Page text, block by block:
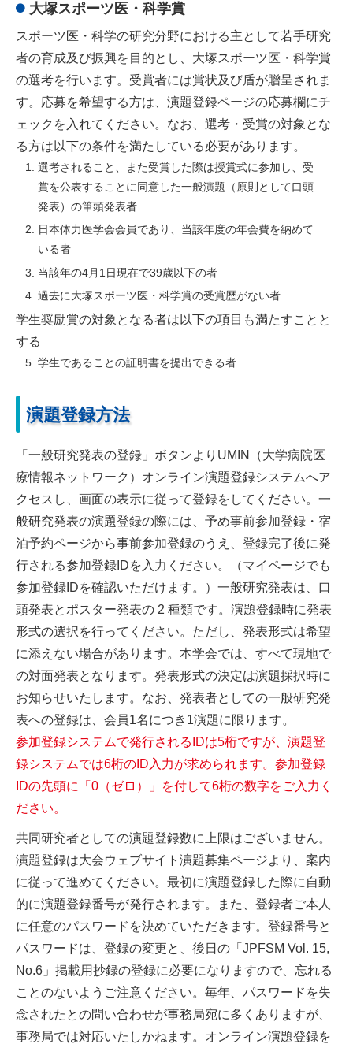
大塚スポーツ医・科学賞
スポーツ医・科学の研究分野における主として若手研究
者の育成及び振興を目的とし、大塚スポーツ医・科学賞
の選考を行います。受賞者には賞状及び盾が贈呈されま
す。応募を希望する方は、演題登録ページの応募欄にチ
ェックを入れてください。なお、選考・受賞の対象とな
る方は以下の条件を満たしている必要があります。
選考されること、また受賞した際は授賞式に参加し、受
賞を公表することに同意した一般演題（原則として口頭
発表）の筆頭発表者
日本体力医学会会員であり、当該年度の年会費を納めて
いる者
当該年の4月1日現在で39歳以下の者
過去に大塚スポーツ医・科学賞の受賞歴がない者
学生奨励賞の対象となる者は以下の項目も満たすことと
する
学生であることの証明書を提出できる者
演題登録方法
「一般研究発表の登録」ボタンよりUMIN（大学病院医
療情報ネットワーク）オンライン演題登録システムへア
クセスし、画面の表示に従って登録をしてください。一
般研究発表の演題登録の際には、予め事前参加登録・宿
泊予約ページから事前参加登録のうえ、登録完了後に発
行される参加登録IDを入力ください。（マイページでも
参加登録IDを確認いただけます。）一般研究発表は、口
頭発表とポスター発表の 2 種類です。演題登録時に発表
形式の選択を行ってください。ただし、発表形式は希望
に添えない場合があります。本学会では、すべて現地で
の対面発表となります。発表形式の決定は演題採択時に
お知らせいたします。なお、発表者としての一般研究発
表への登録は、会員1名につき1演題に限ります。
参加登録システムで発行されるIDは5桁ですが、演題登
録システムでは6桁のID入力が求められます。参加登録
IDの先頭に「0（ゼロ）」を付して6桁の数字をご入力く
ださい。
共同研究者としての演題登録数に上限はございません。
演題登録は大会ウェブサイト演題募集ページより、案内
に従って進めてください。最初に演題登録した際に自動
的に演題登録番号が発行されます。また、登録者ご本人
に任意のパスワードを決めていただきます。登録番号と
パスワードは、登録の変更と、後日の「JPFSM Vol. 15,
No.6」掲載用抄録の登録に必要になりますので、忘れる
ことのないようご注意ください。毎年、パスワードを失
念されたとの問い合わせが事務局宛に多くありますが、
事務局では対応いたしかねます。オンライン演題登録を